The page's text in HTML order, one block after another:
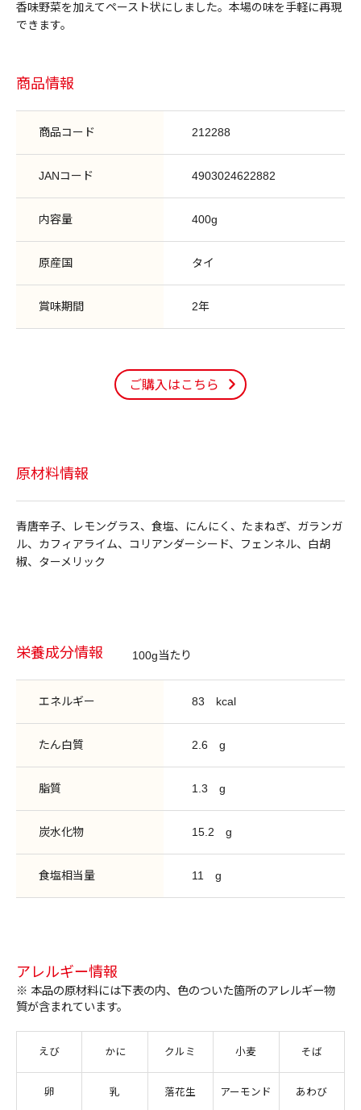
香味野菜を加えてペースト状にしました。本場の味を手軽に再現
できます。
商品情報
商品コード 212288
JANコード 4903024622882
内容量 400g
原産国 タイ
賞味期間 2年
ご購入はこちら
原材料情報
青唐辛子、レモングラス、食塩、にんにく、たまねぎ、ガランガ
ル、カフィアライム、コリアンダーシード、フェンネル、白胡
椒、ターメリック
栄養成分情報 100g当たり
エネルギー 83 kcal
たん白質 2.6 g
脂質 1.3 g
炭水化物 15.2 g
食塩相当量 11 g
アレルギー情報
※ 本品の原材料には下表の内、色のついた箇所のアレルギー物
質が含まれています。
えび かに クルミ 小麦 そば
卵 乳 落花生 アーモンド あわび